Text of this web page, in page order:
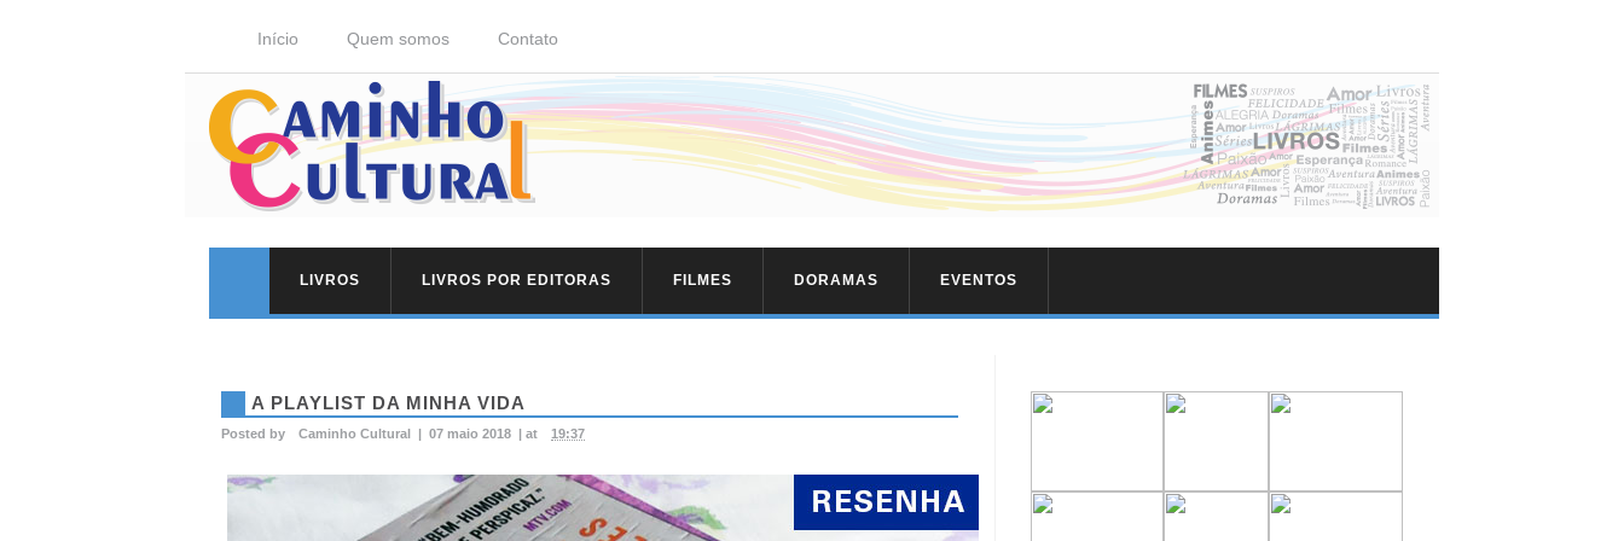
Início Quem somos Contato
LIVROS LIVROS POR EDITORAS FILMES DORAMAS EVENTOS
A PLAYLIST DA MINHA VIDA
Posted by Caminho Cultural | 07 maio 2018 | at 19:37